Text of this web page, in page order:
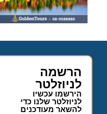
הרשמה
לניוזלטר
הירשמו עכשיו
לניוזלטר שלנו כדי
להשאר מעודכנים